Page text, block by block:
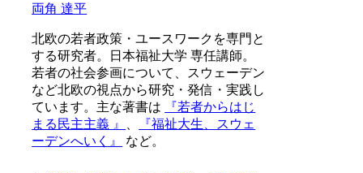
両角 達平
北欧の若者政策・ユースワークを専門と
する研究者。日本福祉大学 専任講師。
若者の社会参画について、スウェーデン
など北欧の視点から研究・発信・実践し
ています。主な著書は
『若者からはじ
まる民主主義 』
『福祉大生、スウェ
ーデンへいく』
など。